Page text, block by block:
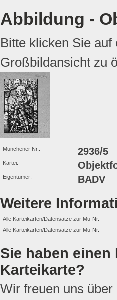
Abbildung -
Bitte klicken Sie
Großbildansicht zu
Münchener Nr.: 2936/5
Kartei:
Eigentümer: BADV
Weitere
Alle Karteikarten/Datensätze zur Mü-Nr.
Alle Karteikarten/Datensätze zur Mü-Nr.
Sie haben
Karteikarte?
Wir freuen uns